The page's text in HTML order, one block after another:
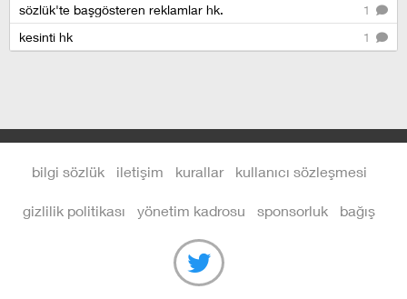
1
sözlük'te başgösteren reklamlar hk.
1
kesinti hk
bilgi sözlük iletişim kurallar kullanıcı sözleşmesi
gizlilik politikası yönetim kadrosu sponsorluk bağış